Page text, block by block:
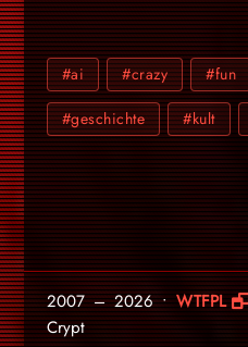
#ai #crazy #fun
#geschichte #kult
2007 – 2026 •WTFPL
Crypt